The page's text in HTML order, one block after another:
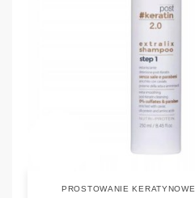
PROSTOWANIE KERATYNOWE